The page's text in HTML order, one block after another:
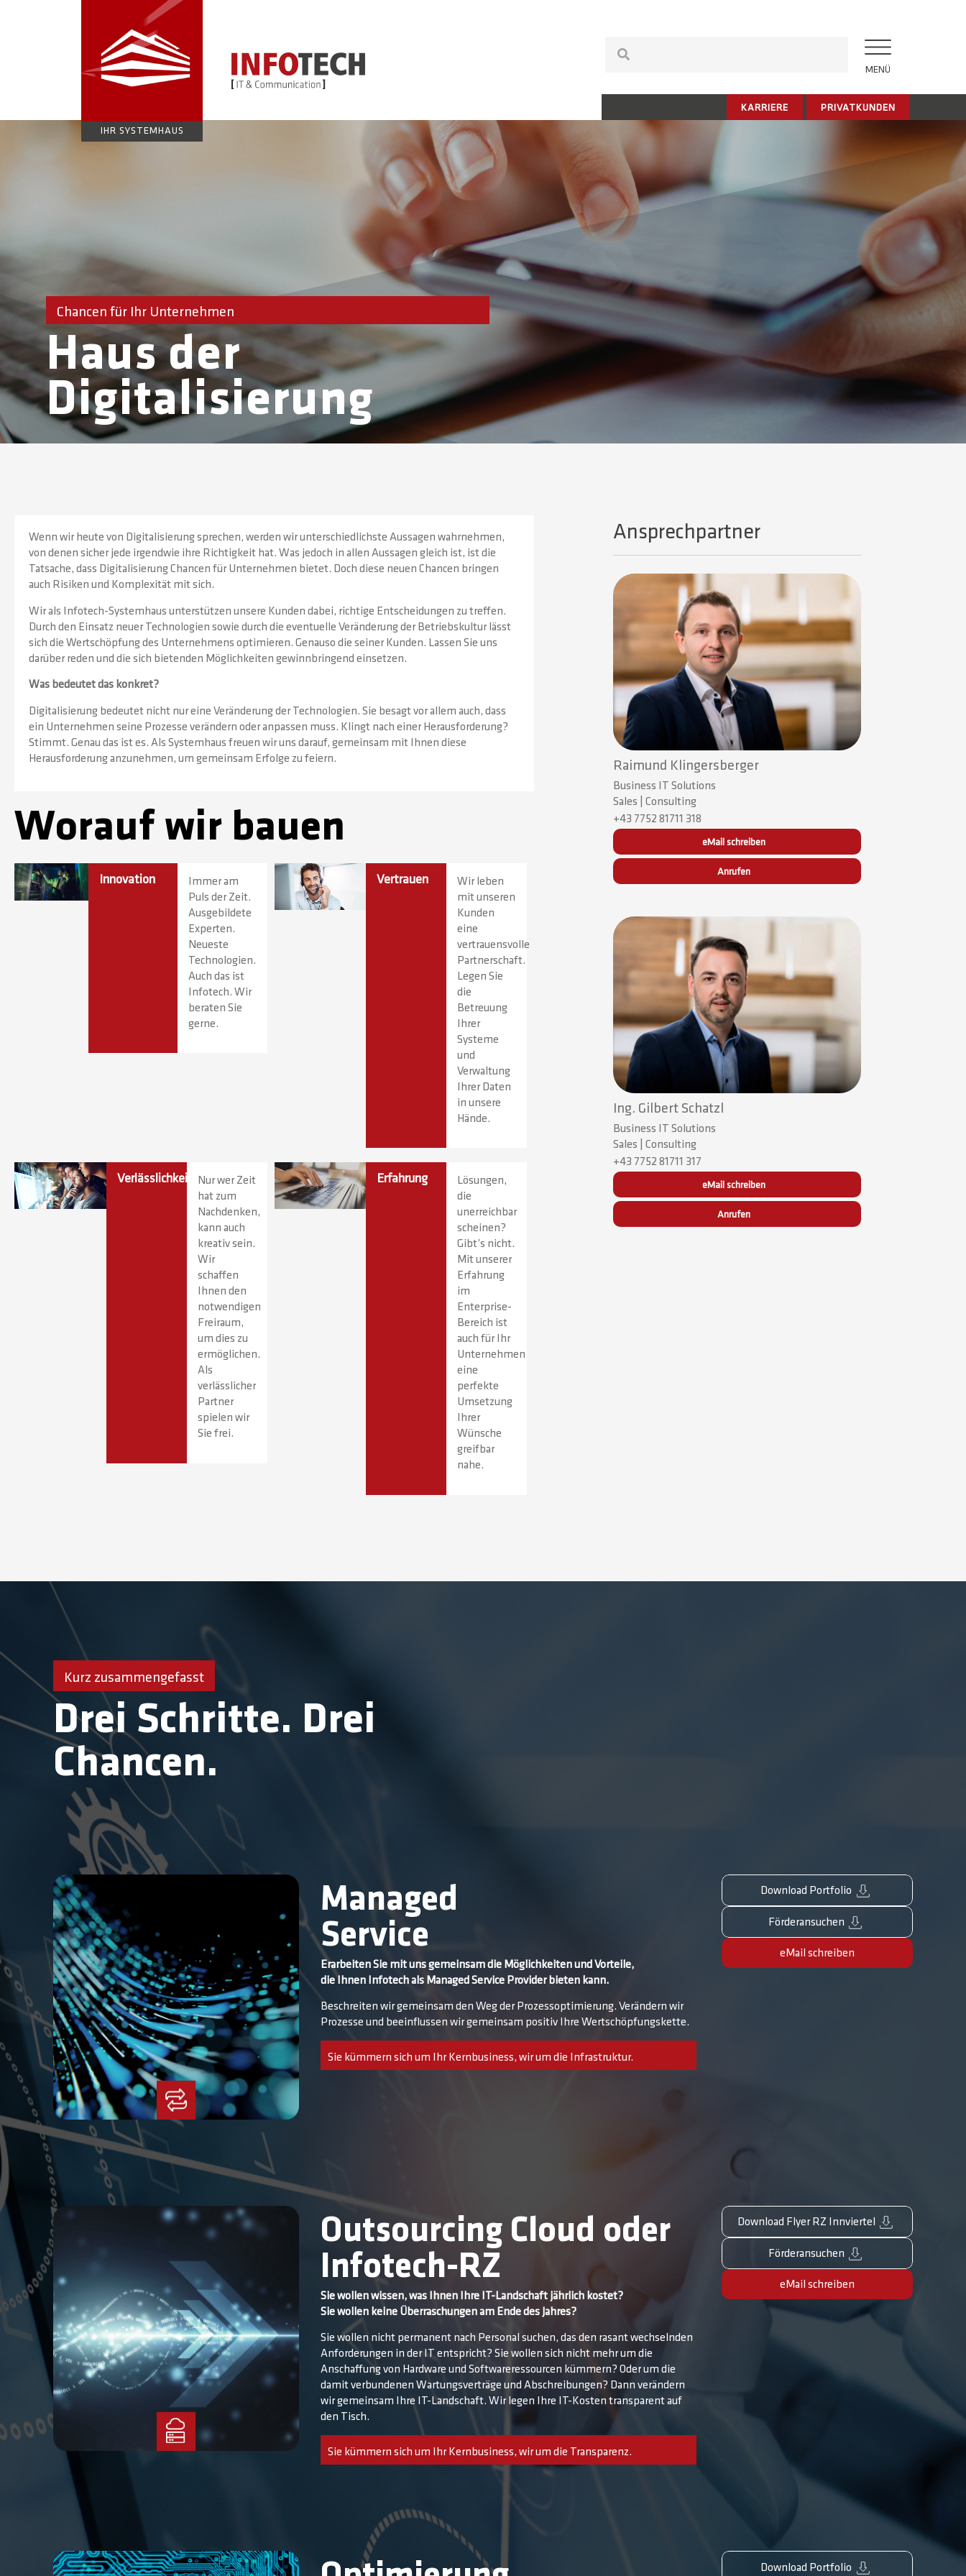
IHR SYSTEMHAUS
MENÜ
KARRIERE PRIVATKUNDEN
Chancen für Ihr Unternehmen
Haus der
Digitalisierung
Wenn wir heute von Digitalisierung sprechen, werden wir unterschiedlichste Aussagen wahrnehmen,
von denen sicher jede irgendwie ihre Richtigkeit hat. Was jedoch in allen Aussagen gleich ist, ist die
Tatsache, dass Digitalisierung Chancen für Unternehmen bietet. Doch diese neuen Chancen bringen
auch Risiken und Komplexität mit sich.
Wir als Infotech-Systemhaus unterstützen unsere Kunden dabei, richtige Entscheidungen zu treffen.
Durch den Einsatz neuer Technologien sowie durch die eventuelle Veränderung der Betriebskultur lässt
sich die Wertschöpfung des Unternehmens optimieren. Genauso die seiner Kunden. Lassen Sie uns
darüber reden und die sich bietenden Möglichkeiten gewinnbringend einsetzen.
Was bedeutet das konkret?
Digitalisierung bedeutet nicht nur eine Veränderung der Technologien. Sie besagt vor allem auch, dass
ein Unternehmen seine Prozesse verändern oder anpassen muss. Klingt nach einer Herausforderung?
Stimmt. Genau das ist es. Als Systemhaus freuen wir uns darauf, gemeinsam mit Ihnen diese
Herausforderung anzunehmen, um gemeinsam Erfolge zu feiern.
Worauf wir bauen
Innovation
Immer am
Puls der Zeit.
Ausgebildete
Experten.
Neueste
Technologien.
Auch das ist
Infotech. Wir
beraten Sie
gerne.
Vertrauen
Wir leben
mit unseren
Kunden
eine
vertrauensvolle
Partnerschaft.
Legen Sie
die
Betreuung
Ihrer
Systeme
und
Verwaltung
Ihrer Daten
in unsere
Hände.
Verlässlichkeit
Nur wer Zeit
hat zum
Nachdenken,
kann auch
kreativ sein.
Wir
schaffen
Ihnen den
notwendigen
Freiraum,
um dies zu
ermöglichen.
Als
verlässlicher
Partner
spielen wir
Sie frei.
Erfahrung
Lösungen,
die
unerreichbar
scheinen?
Gibt’s nicht.
Mit unserer
Erfahrung
im
Enterprise-
Bereich ist
auch für Ihr
Unternehmen
eine
perfekte
Umsetzung
Ihrer
Wünsche
greifbar
nahe.
Ansprechpartner
Raimund Klingersberger
Business IT Solutions
Sales | Consulting
+43 7752 81711 318
eMail schreiben
Anrufen
Ing. Gilbert Schatzl
Business IT Solutions
Sales | Consulting
+43 7752 81711 317
eMail schreiben
Anrufen
Kurz zusammengefasst
Drei Schritte. Drei
Chancen.
Managed
Service
Erarbeiten Sie mit uns gemeinsam die Möglichkeiten und Vorteile,
die Ihnen Infotech als Managed Service Provider bieten kann.
Beschreiten wir gemeinsam den Weg der Prozessoptimierung. Verändern wir
Prozesse und beeinflussen wir gemeinsam positiv Ihre Wertschöpfungskette.
Sie kümmern sich um Ihr Kernbusiness, wir um die Infrastruktur.
Download Portfolio
Förderansuchen
eMail schreiben
Outsourcing Cloud oder
Infotech-RZ
Sie wollen wissen, was Ihnen Ihre IT-Landschaft jährlich kostet?
Sie wollen keine Überraschungen am Ende des Jahres?
Sie wollen nicht permanent nach Personal suchen, das den rasant wechselnden
Anforderungen in der IT entspricht? Sie wollen sich nicht mehr um die
Anschaffung von Hardware und Softwareressourcen kümmern? Oder um die
damit verbundenen Wartungsverträge und Abschreibungen? Dann verändern
wir gemeinsam Ihre IT-Landschaft. Wir legen Ihre IT-Kosten transparent auf
den Tisch.
Sie kümmern sich um Ihr Kernbusiness, wir um die Transparenz.
Download Flyer RZ Innviertel
Förderansuchen
eMail schreiben
Download Portfolio